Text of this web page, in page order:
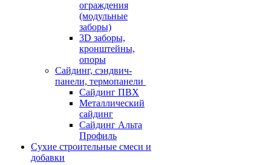
ограждения
(модульные
заборы)
3D заборы,
кронштейны,
опоры
Cайдинг, сэндвич-
панели, термопанели
Сайдинг ПВХ
Металлический
сайдинг
Сайдинг Альта
Профиль
Сухие строительные смеси и
добавки